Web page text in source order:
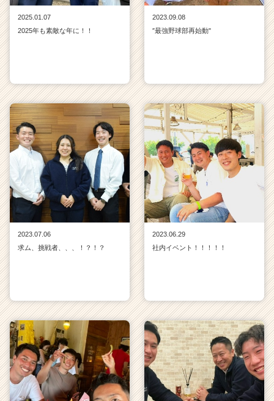
2025.01.07
2025年も素敵な年に！！
2023.09.08
″最強野球部再始動"
2023.07.06
求ム、挑戦者、、、！？！？
2023.06.29
社内イベント！！！！！